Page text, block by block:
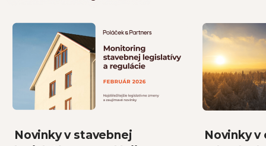
Novinky v stavebnej
Novinky v